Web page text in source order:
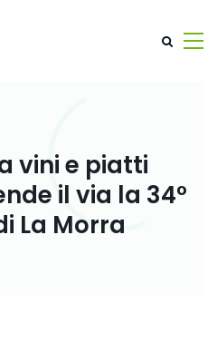
vini e piatti
il via la 34°
La Morra